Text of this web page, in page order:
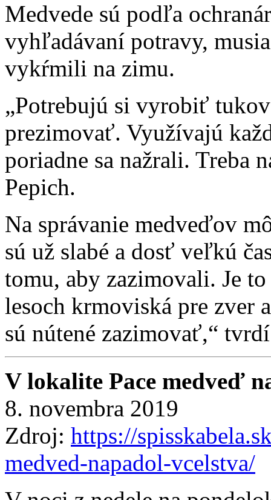
Medvede sú podľa
vyhľadávaní potravy,
vykŕmili na zimu.
„Potrebujú si vyrobiť
prezimovať. Využívajú
poriadne sa nažrali. Treba
Pepich.
Na správanie medveďov
sú už slabé a dosť veľkú
tomu, aby zazimovali. Je
lesoch krmoviská pre zver
sú nútené zazimovať,“
V lokalite Pace medveď
8. novembra 2019
Zdroj: https://
medved-napadol-vcelstva/